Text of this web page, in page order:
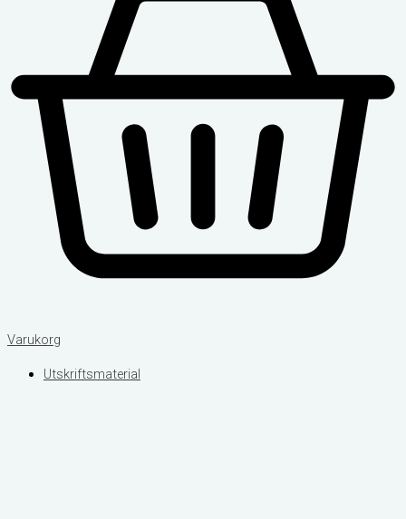
Varukorg
Utskriftsmaterial